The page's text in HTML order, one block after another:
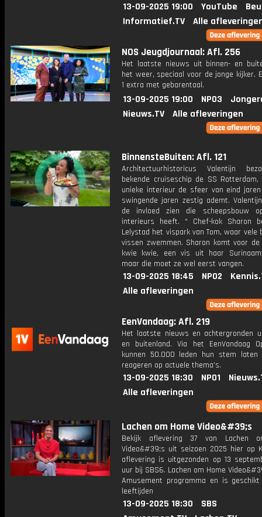
13-09-2025 19:00 YouTube
Informatief.TV
Alle
NOS Jeugdjournaal: Afl. 256
Het laatste nieuws uit binnen- en
het weer, speciaal voor de jonge kijker.
1 extra met gebarentaal.
13-09-2025 19:00 NPO3
Nieuws.TV
Alle afleveringen
BinnensteBuiten: Afl. 121
Architectuurhistoricus Valentijn
bekende cruiseschip de SS
unieke interieur de sfeer van eind
swingende jaren zestig ademt.
de invloed zien die scheepsbouw
interieurs heeft. * Chef-kok Sharon
Lelystad het vispark van Tom, waar vele
vissen zwemmen. Sharon komt voor
kwie kwie, een vis uit haar
maar die moet ze wel eerst vangen.
13-09-2025 18:45 NPO2
Alle afleveringen
EenVandaag: Afl. 219
Het laatste nieuws en achtergronden
en buitenland. Via het EenVandaag
kunnen 50.000 leden hun stem laten
reageren op actuele thema's.
13-09-2025 18:30 NPO1
Alle afleveringen
Lachen om Home Video&#39;s
Bekijk aflevering 37 van Lachen
Video&#39;s uit seizoen 2025 hier op
aflevering is uitgezonden op 13
uur bij SBS6. Lachen om Home
Amusement programma en is
leeftijden
13-09-2025 18:30
SBS